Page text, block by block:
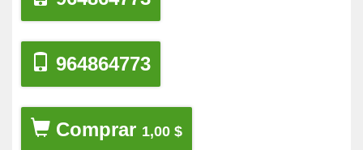
964864773
Comprar 1,00 $